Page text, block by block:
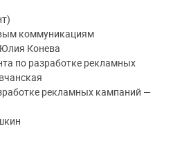
коммуникациям
Конева
по разработке рекламных
рекламных кампаний —